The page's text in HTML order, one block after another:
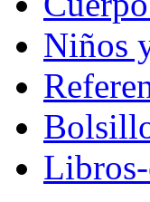
Niños